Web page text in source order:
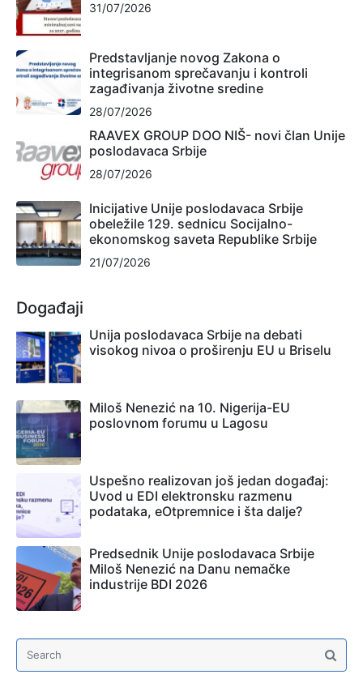
31/07/2026
Predstavljanje novog Zakona o
integrisanom sprečavanju i kontroli
zagađivanja životne sredine
28/07/2026
RAAVEX GROUP DOO NIŠ- novi član Unije
poslodavaca Srbije
28/07/2026
Inicijative Unije poslodavaca Srbije
obeležile 129. sednicu Socijalno-
ekonomskog saveta Republike Srbije
21/07/2026
Događaji
Unija poslodavaca Srbije na debati
visokog nivoa o proširenju EU u Briselu
Miloš Nenezić na 10. Nigerija-EU
poslovnom forumu u Lagosu
Uspešno realizovan još jedan događaj:
Uvod u EDI elektronsku razmenu
podataka, eOtpremnice i šta dalje?
Predsednik Unije poslodavaca Srbije
Miloš Nenezić na Danu nemačke
industrije BDI 2026